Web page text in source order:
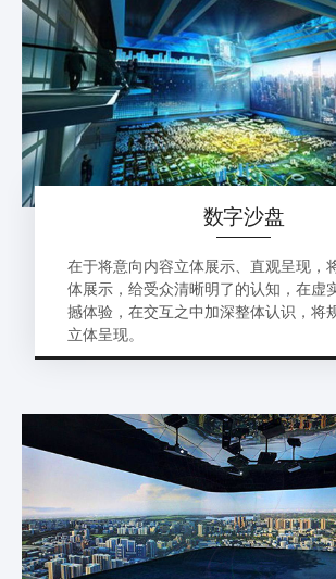
数字沙盘
在于将意向内容立体展示、直观呈现，
体展示，给受众清晰明了的认知，在虚
撼体验，在交互之中加深整体认识，将
立体呈现。